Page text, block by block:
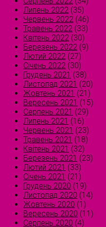
Липень 2022 (35)
Червень 2022 (46)
Травень 2022 (33)
Квітень 2022 (30)
Березень 2022 (9)
Лютий 2022 (27)
Січень 2022 (30)
Грудень 2021 (38)
Листопад 2021 (20)
Жовтень 2021 (21)
Вересень 2021 (15)
Серпень 2021 (29)
Липень 2021 (16)
Червень 2021 (23)
Травень 2021 (18)
Квітень 2021 (32)
Березень 2021 (23)
Лютий 2021 (33)
Січень 2021 (21)
Грудень 2020 (19)
Листопад 2020 (14)
Жовтень 2020 (1)
Вересень 2020 (11)
Серпень 2020 (4)